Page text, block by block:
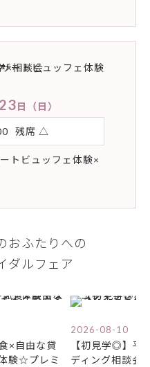
23日 （日）
残席 △
トビュッフェ体験×
おふたりへの
ダルフェア
の貸切ウエ
贅沢ブラン
2026-08-11
☆特選信州牛試
切ウエディング